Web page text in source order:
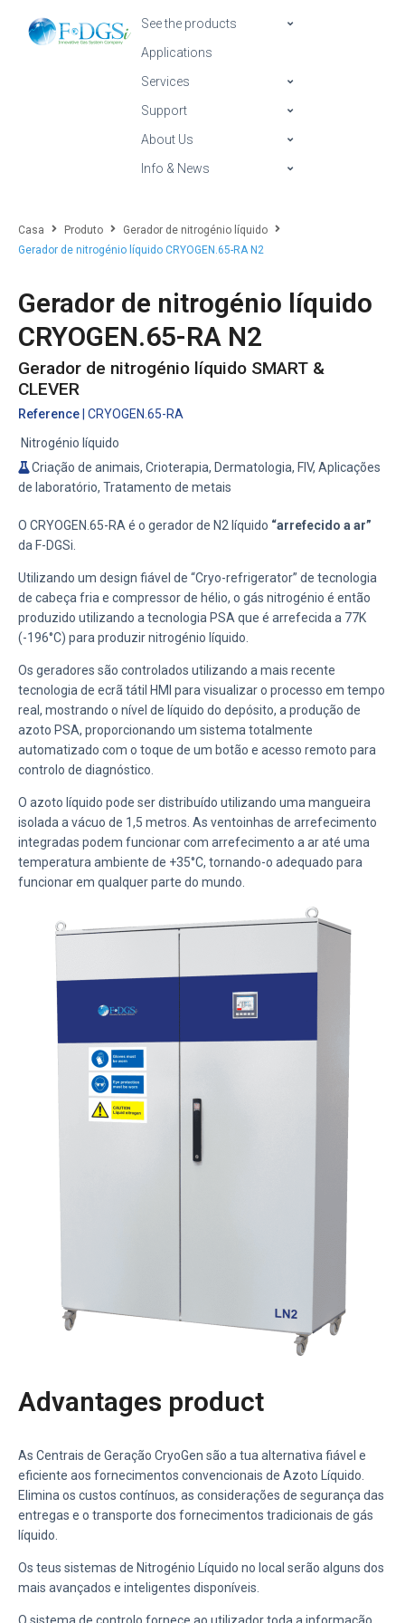
See the products
Applications
Services
Support
About Us
Info & News
Casa Produto
Gerador de nitrogénio líquido
Gerador de nitrogénio líquido CRYOGEN.65-RA N2
Gerador de nitrogénio líquido
CRYOGEN.65-RA N2
Gerador de nitrogénio líquido SMART &
CLEVER
Reference | CRYOGEN.65-RA
Nitrogénio líquido
Criação de animais, Crioterapia, Dermatologia, FIV, Aplicações
de laboratório, Tratamento de metais
O CRYOGEN.65-RA é o gerador de N2 líquido “arrefecido a ar”
da F-DGSi.
Utilizando um design fiável de “Cryo-refrigerator” de tecnologia
de cabeça fria e compressor de hélio, o gás nitrogénio é então
produzido utilizando a tecnologia PSA que é arrefecida a 77K
(-196°C) para produzir nitrogénio líquido.
Os geradores são controlados utilizando a mais recente
tecnologia de ecrã tátil HMI para visualizar o processo em tempo
real, mostrando o nível de líquido do depósito, a produção de
azoto PSA, proporcionando um sistema totalmente
automatizado com o toque de um botão e acesso remoto para
controlo de diagnóstico.
O azoto líquido pode ser distribuído utilizando uma mangueira
isolada a vácuo de 1,5 metros. As ventoinhas de arrefecimento
integradas podem funcionar com arrefecimento a ar até uma
temperatura ambiente de +35°C, tornando-o adequado para
funcionar em qualquer parte do mundo.
Advantages product
As Centrais de Geração CryoGen são a tua alternativa fiável e
eficiente aos fornecimentos convencionais de Azoto Líquido.
Elimina os custos contínuos, as considerações de segurança das
entregas e o transporte dos fornecimentos tradicionais de gás
líquido.
Os teus sistemas de Nitrogénio Líquido no local serão alguns dos
mais avançados e inteligentes disponíveis.